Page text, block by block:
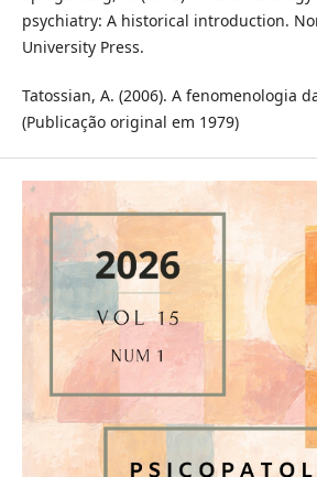
psychiatry: A historical introduction.
University Press.
Tatossian, A. (2006). A fenomenologia
(Publicação original em 1979)